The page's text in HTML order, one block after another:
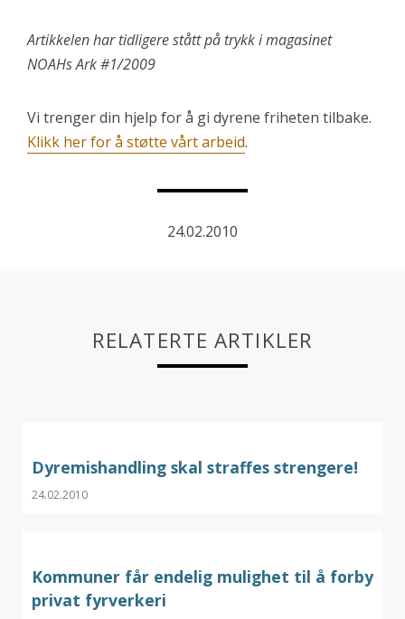
Artikkelen har tidligere stått på trykk i magasinet
NOAHs Ark #1/2009
Vi trenger din hjelp for å gi dyrene friheten tilbake.
Klikk her for å støtte vårt arbeid.
24.02.2010
RELATERTE ARTIKLER
Dyremishandling skal straffes strengere!
24.02.2010
Kommuner får endelig mulighet til å forby
privat fyrverkeri